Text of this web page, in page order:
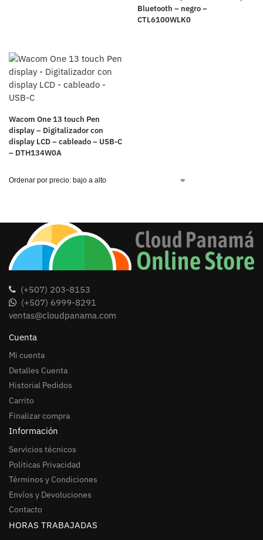
Bluetooth – negro –
CTL6100WLK0
Wacom One 13 touch Pen
display – Digitalizador con
display LCD – cableado – USB-C
– DTH134W0A
(+507) 203-8153
(+507) 6999-8291
ventas@cloudpanama.com
Cuenta
Mi cuenta
Detalles Cuenta
Historial Pedidos
Carrito
Finalizar compra
Información
Servicios técnicos
Políticas Privacidad
Términos y Condiciones
Envíos y Devoluciones
Contacto
HORAS TRABAJADAS